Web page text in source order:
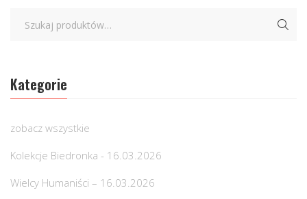
Kategorie
zobacz wszystkie
Kolekcje Biedronka - 16.03.2026
Wielcy Humaniści – 16.03.2026